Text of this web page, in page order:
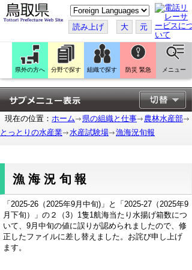
こ
の
ペ
ー
ジ
翻
訳
す
る
読み上げ 大 元
県外の方へ 分野で探す 組織で探す 防災 緊急 メニュー
現在の位置： ホーム 県の組織と仕事
農林水産部
とっとりの水産業
水産試験場 漁海況旬報
漁海況旬報
「2025-26（2025年9月中旬)」と「2025-27（2025年9
月下旬）」の２（3）1隻1航海当たり水揚げ箱数につ
いて、9月中旬の値に誤りが認められましたので、修
正したファイルに差し替えました。お詫び申し上げ
ます。